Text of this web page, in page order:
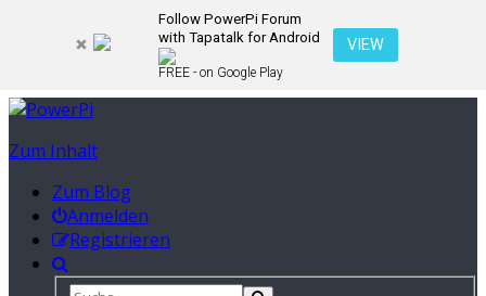
Follow PowerPi Forum
with Tapatalk for Android
FREE - on Google Play
VIEW
Zum Inhalt
Zum Blog
Anmelden
Registrieren